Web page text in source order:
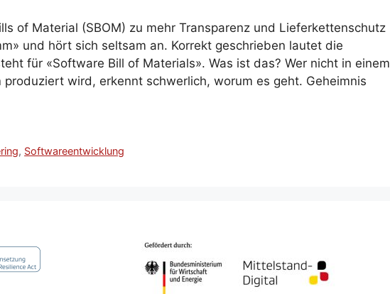
of Material (SBOM) zu mehr Transparenz und Lieferkettenschutz
und hört sich seltsam an. Korrekt geschrieben lautet die
für «Software Bill of Materials». Was ist das? Wer nicht in einem
wird, erkennt schwerlich, worum es geht. Geheimnis
, Softwareentwicklung